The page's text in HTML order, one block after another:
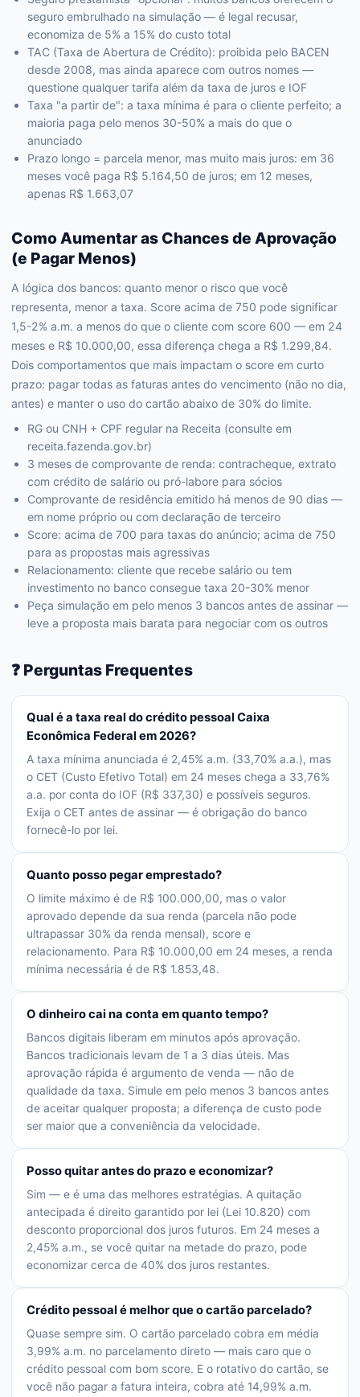
seguro embrulhado na simulação — é legal recusar,
economiza de 5% a 15% do custo total
TAC (Taxa de Abertura de Crédito): proibida pelo BACEN
desde 2008, mas ainda aparece com outros nomes —
questione qualquer tarifa além da taxa de juros e IOF
Taxa "a partir de": a taxa mínima é para o cliente perfeito; a
maioria paga pelo menos 30-50% a mais do que o
anunciado
Prazo longo = parcela menor, mas muito mais juros: em 36
meses você paga R$ 5.164,50 de juros; em 12 meses,
apenas R$ 1.663,07
Como Aumentar as Chances de Aprovação
(e Pagar Menos)
A lógica dos bancos: quanto menor o risco que você
representa, menor a taxa. Score acima de 750 pode significar
1,5-2% a.m. a menos do que o cliente com score 600 — em 24
meses e R$ 10.000,00, essa diferença chega a R$ 1.299,84.
Dois comportamentos que mais impactam o score em curto
prazo: pagar todas as faturas antes do vencimento (não no dia,
antes) e manter o uso do cartão abaixo de 30% do limite.
RG ou CNH + CPF regular na Receita (consulte em
receita.fazenda.gov.br)
3 meses de comprovante de renda: contracheque, extrato
com crédito de salário ou pró-labore para sócios
Comprovante de residência emitido há menos de 90 dias —
em nome próprio ou com declaração de terceiro
Score: acima de 700 para taxas do anúncio; acima de 750
para as propostas mais agressivas
Relacionamento: cliente que recebe salário ou tem
investimento no banco consegue taxa 20-30% menor
Peça simulação em pelo menos 3 bancos antes de assinar —
leve a proposta mais barata para negociar com os outros
❓ Perguntas Frequentes
Qual é a taxa real do crédito pessoal Caixa
Econômica Federal em 2026?
A taxa mínima anunciada é 2,45% a.m. (33,70% a.a.), mas
o CET (Custo Efetivo Total) em 24 meses chega a 33,76%
a.a. por conta do IOF (R$ 337,30) e possíveis seguros.
Exija o CET antes de assinar — é obrigação do banco
fornecê-lo por lei.
Quanto posso pegar emprestado?
O limite máximo é de R$ 100.000,00, mas o valor
aprovado depende da sua renda (parcela não pode
ultrapassar 30% da renda mensal), score e
relacionamento. Para R$ 10.000,00 em 24 meses, a renda
mínima necessária é de R$ 1.853,48.
O dinheiro cai na conta em quanto tempo?
Bancos digitais liberam em minutos após aprovação.
Bancos tradicionais levam de 1 a 3 dias úteis. Mas
aprovação rápida é argumento de venda — não de
qualidade da taxa. Simule em pelo menos 3 bancos antes
de aceitar qualquer proposta; a diferença de custo pode
ser maior que a conveniência da velocidade.
Posso quitar antes do prazo e economizar?
Sim — e é uma das melhores estratégias. A quitação
antecipada é direito garantido por lei (Lei 10.820) com
desconto proporcional dos juros futuros. Em 24 meses a
2,45% a.m., se você quitar na metade do prazo, pode
economizar cerca de 40% dos juros restantes.
Crédito pessoal é melhor que o cartão parcelado?
Quase sempre sim. O cartão parcelado cobra em média
3,99% a.m. no parcelamento direto — mais caro que o
crédito pessoal com bom score. E o rotativo do cartão, se
você não pagar a fatura inteira, cobra até 14,99% a.m.